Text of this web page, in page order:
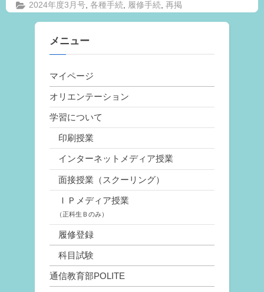
2024年度3月号, 各種手続, 履修手続,再掲
メニュー
マイページ
オリエンテーション
学習について
印刷授業
インターネットメディア授業
面接授業（スクーリング）
ＩＰメディア授業
（正科生Ｂのみ）
履修登録
科目試験
通信教育部POLITE